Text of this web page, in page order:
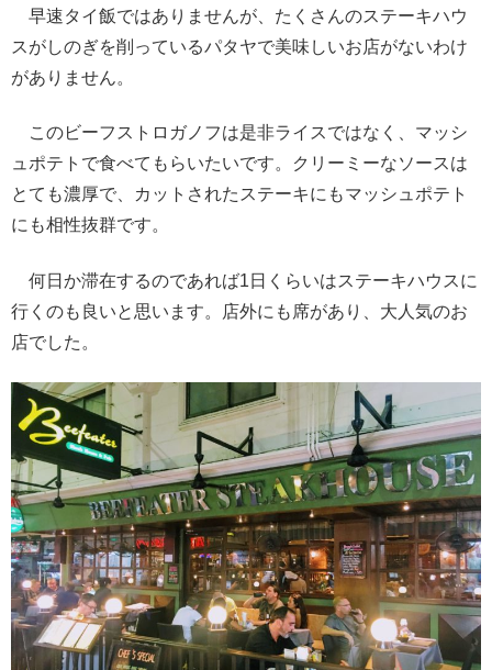
早速タイ飯ではありませんが、たくさんのステーキハウ
スがしのぎを削っているパタヤで美味しいお店がないわけ
がありません。
このビーフストロガノフは是非ライスではなく、マッシ
ュポテトで食べてもらいたいです。クリーミーなソースは
とても濃厚で、カットされたステーキにもマッシュポテト
にも相性抜群です。
何日か滞在するのであれば1日くらいはステーキハウスに
行くのも良いと思います。店外にも席があり、大人気のお
店でした。